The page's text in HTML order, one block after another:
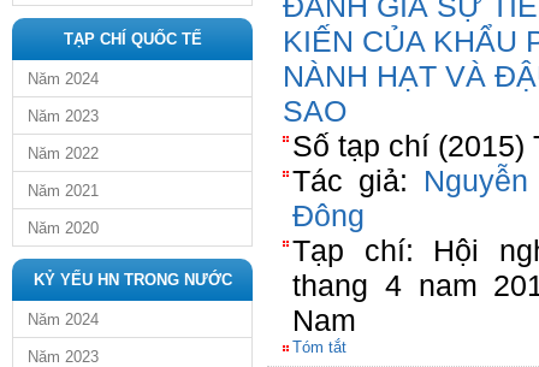
TẠP CHÍ QUỐC TẾ
Năm 2024
Năm 2023
Năm 2022
Năm 2021
Năm 2020
KỶ YẾU HN TRONG NƯỚC
Năm 2024
Năm 2023
KIẾN CỦA KHẨU
NÀNH HẠT VÀ
SAO
Số tạp chí (2015)
Tác giả:
Đông
Tạp chí: Hội
thang 4 nam
Nam
Tóm tắt